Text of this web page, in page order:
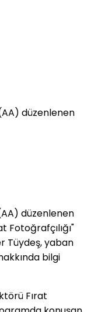
düzenlenen
Fotoğrafçılığı"
Tüydeş, yaban
bilgi
Fırat